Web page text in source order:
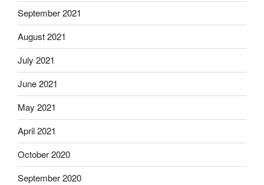
September 2021
August 2021
July 2021
June 2021
May 2021
April 2021
October 2020
September 2020